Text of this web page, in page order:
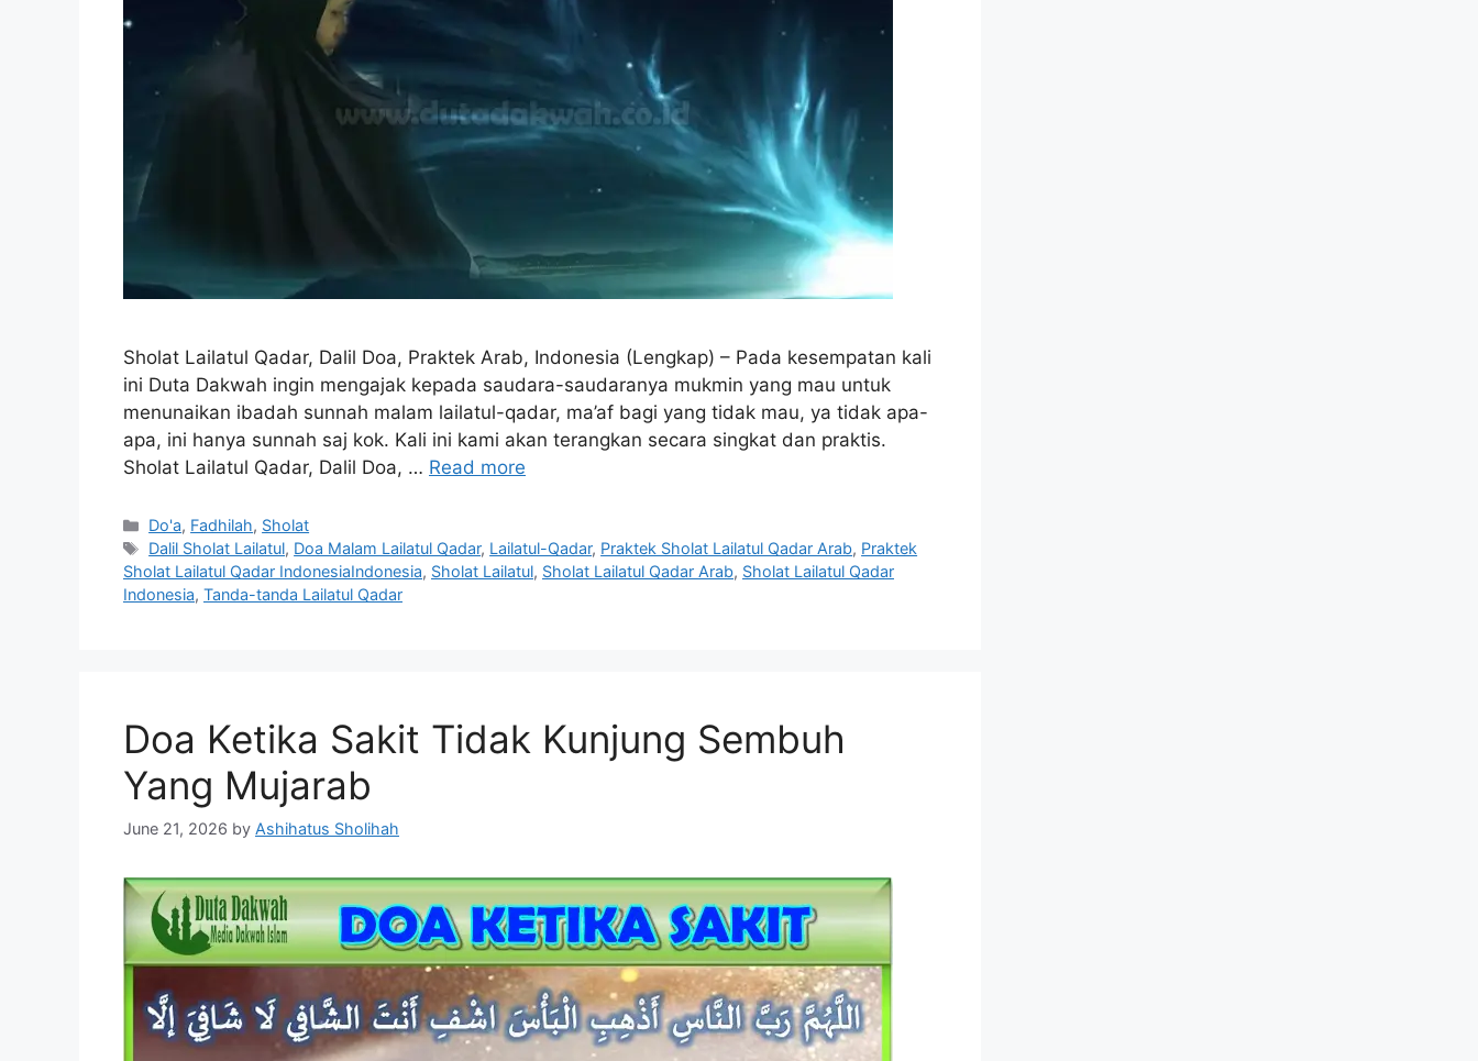
Sholat Lailatul Qadar, Dalil Doa, Praktek Arab, Indonesia (Lengkap) – Pada kesempatan kali
ini Duta Dakwah ingin mengajak kepada saudara-saudaranya mukmin yang mau untuk
menunaikan ibadah sunnah malam lailatul-qadar, ma’af bagi yang tidak mau, ya tidak apa-
apa, ini hanya sunnah saj kok. Kali ini kami akan terangkan secara singkat dan praktis.
Sholat Lailatul Qadar, Dalil Doa, … Read more
Categories
Do'a, Fadhilah, Sholat
Tags
Dalil Sholat Lailatul, Doa Malam Lailatul Qadar, Lailatul-Qadar, Praktek Sholat Lailatul Qadar Arab, Praktek
Sholat Lailatul Qadar IndonesiaIndonesia, Sholat Lailatul, Sholat Lailatul Qadar Arab, Sholat Lailatul Qadar
Indonesia, Tanda-tanda Lailatul Qadar
Doa Ketika Sakit Tidak Kunjung Sembuh
Yang Mujarab
June 21, 2026 by Ashihatus Sholihah